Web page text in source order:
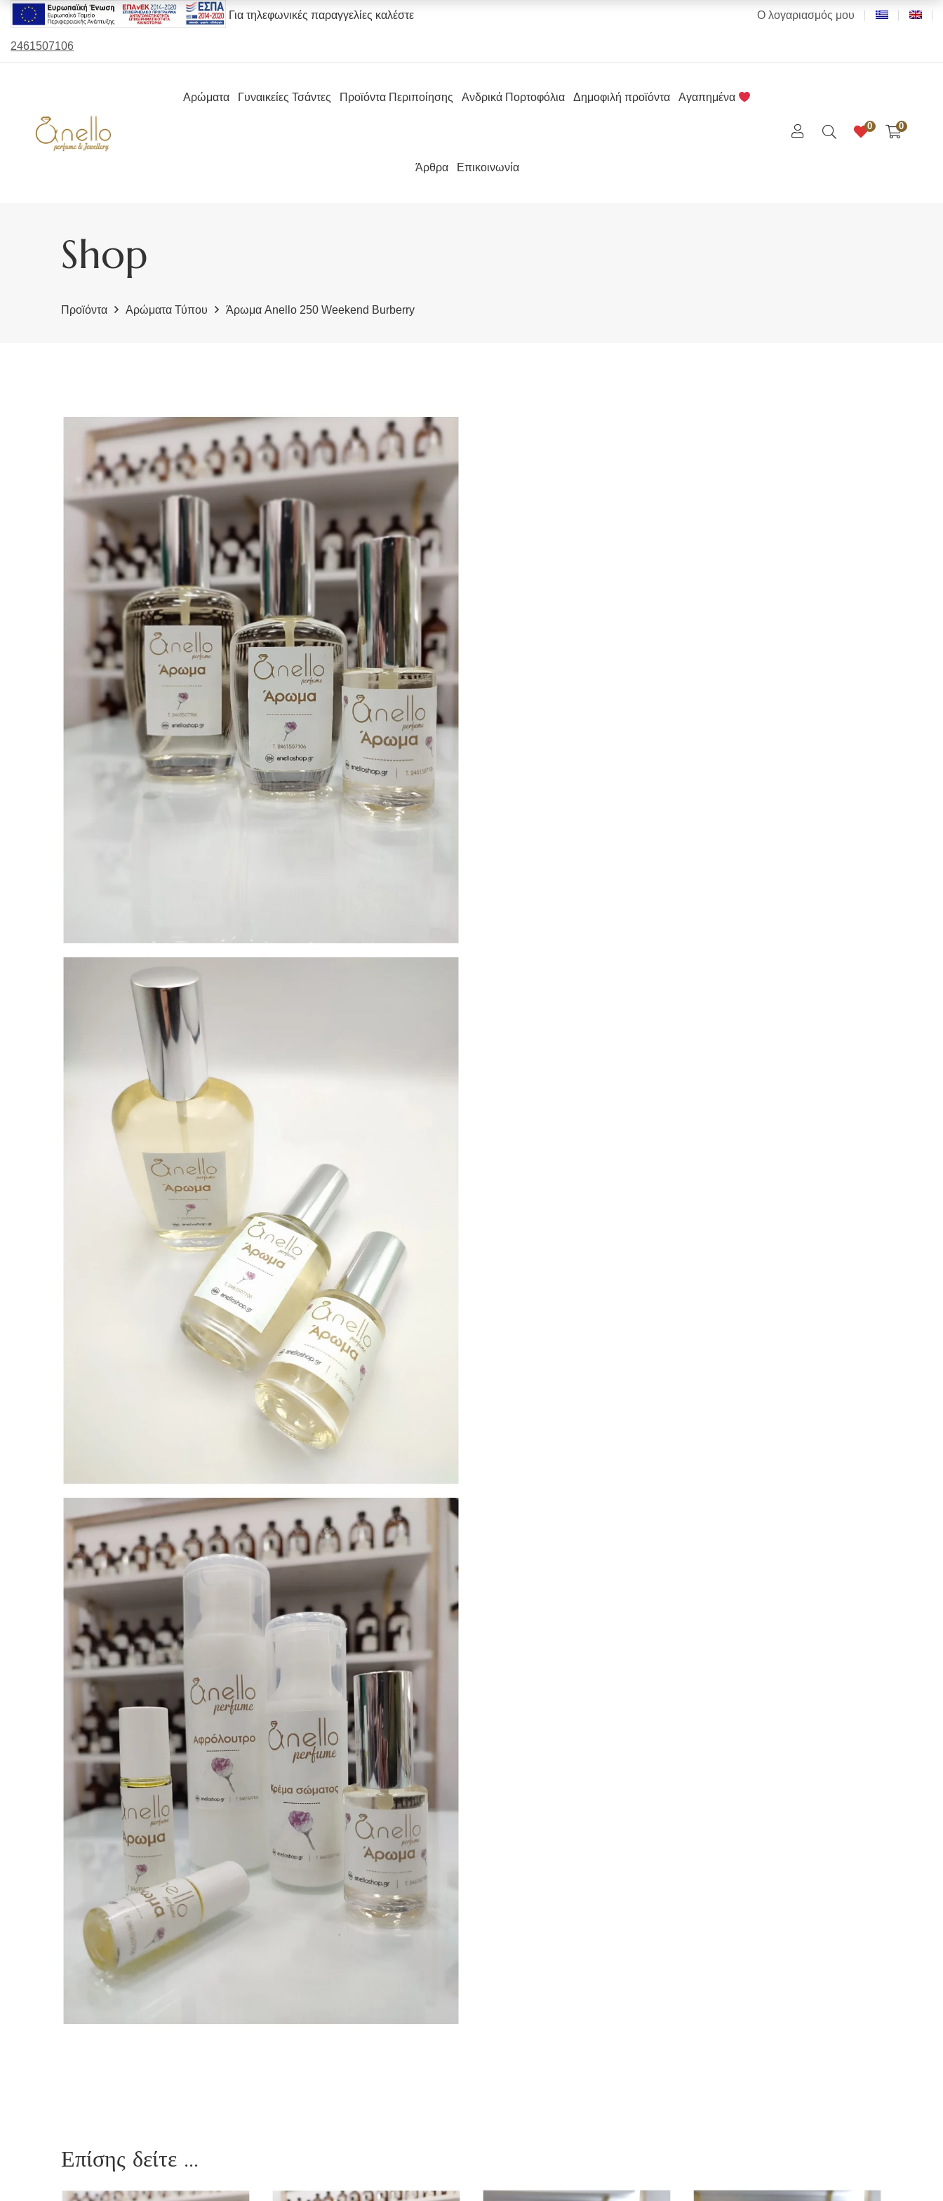
Για τηλεφωνικές παραγγελίες καλέστε
2461507106
Ο λογαριασμός μου
Αρώματα Γυναικείες Τσάντες Προϊόντα Περιποίησης Ανδρικά Πορτοφόλια Δημοφιλή προϊόντα Αγαπημένα
Άρθρα Επικοινωνία
0 0
Shop
Προϊόντα Αρώματα Τύπου Άρωμα Anello 250 Weekend Burberry
Επίσης δείτε ...